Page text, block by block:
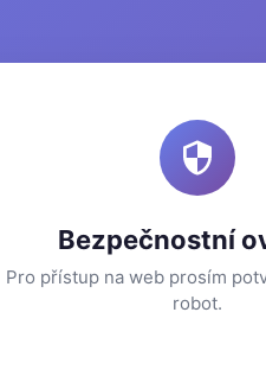
Bezpečnostní
Pro přístup na web prosím
robot.